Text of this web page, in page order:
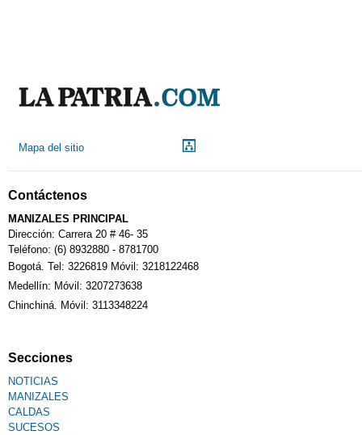
Calendario Tributario
Sudoku
Mapa del sitio
Contáctenos
MANIZALES PRINCIPAL
Dirección: Carrera 20 # 46- 35
Teléfono: (6) 8932880 - 8781700
Bogotá. Tel: 3226819 Móvil: 3218122468
Medellín: Móvil: 3207273638
Chinchiná. Móvil: 3113348224
Secciones
NOTICIAS
MANIZALES
CALDAS
SUCESOS